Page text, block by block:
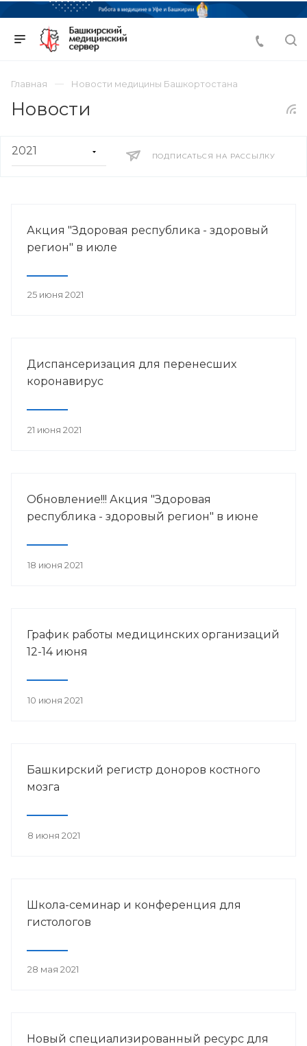
Главная Новости медицины Башкортостана
Новости
ПОДПИСАТЬСЯ НА РАССЫЛКУ
Акция "Здоровая республика - здоровый
регион" в июле
25 июня 2021
Диспансеризация для перенесших
коронавирус
21 июня 2021
Обновление!!! Акция "Здоровая
республика - здоровый регион" в июне
18 июня 2021
График работы медицинских организаций
12-14 июня
10 июня 2021
Башкирский регистр доноров костного
мозга
8 июня 2021
Школа-семинар и конференция для
гистологов
28 мая 2021
Новый специализированный ресурс для